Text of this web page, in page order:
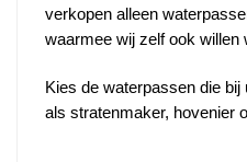
verkopen alleen
waarmee wij zelf ook willen
Kies de waterpassen die
als stratenmaker, hovenier